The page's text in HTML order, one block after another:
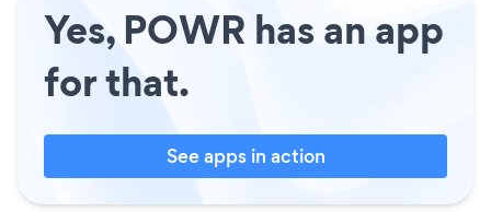
Yes, POWR has an app
for that.
See apps in action